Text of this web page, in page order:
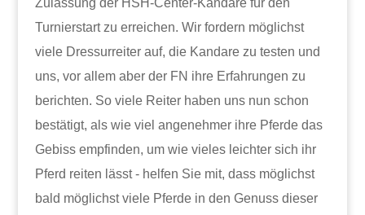
Zulassung der HSH-Center-Kandare für den
Turnierstart zu erreichen. Wir fordern möglichst
viele Dressurreiter auf, die Kandare zu testen und
uns, vor allem aber der FN ihre Erfahrungen zu
berichten. So viele Reiter haben uns nun schon
bestätigt, als wie viel angenehmer ihre Pferde das
Gebiss empfinden, um wie vieles leichter sich ihr
Pferd reiten lässt - helfen Sie mit, dass möglichst
bald möglichst viele Pferde in den Genuss dieser